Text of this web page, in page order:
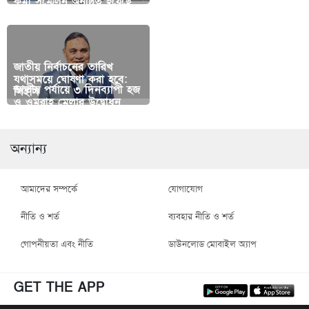
জাতীয় নির্বাচনের তারিখ
যথাসময়ে ঘোষণা করা হবে:
সিইসি
জাতীয় পর্যায়ে ৩ দিনব্যাপী হজ
ও ওমরাহ মেলার উদ্বোধন
অন্যান্য
আমাদের সম্পর্কে যোগাযোগ
নীতি ও শর্ত ব্যবহার নীতি ও শর্ত
গোপনীয়তা এবং নীতি ডাউনলোড মোবাইল অ্যাপ
GET THE APP